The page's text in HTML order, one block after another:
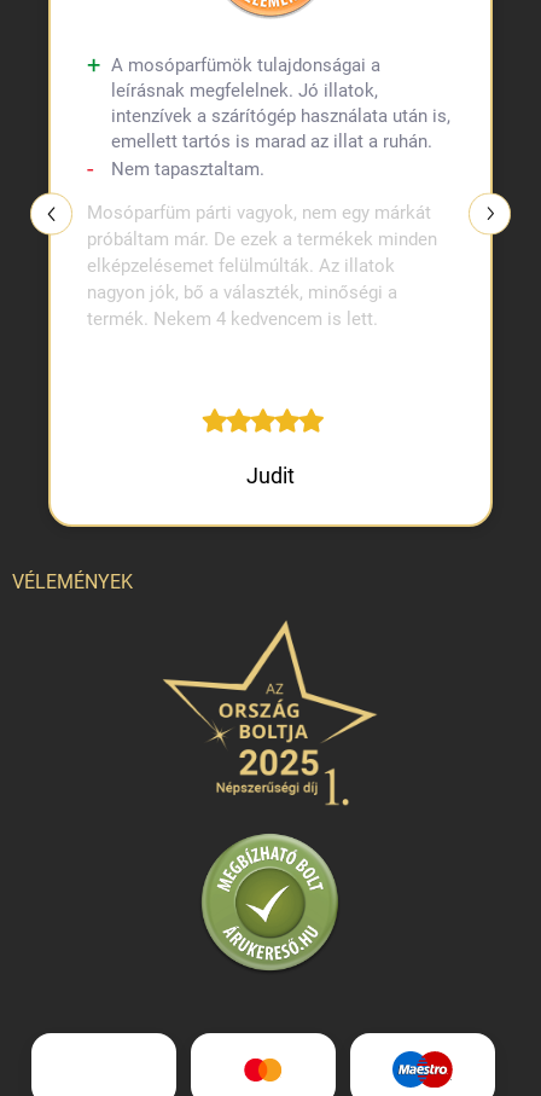
A mosóparfümök tulajdonságai a
leírásnak megfelelnek. Jó illatok,
intenzívek a szárítógép használata után is,
emellett tartós is marad az illat a ruhán.
Nem tapasztaltam.
Mosóparfüm párti vagyok, nem egy márkát
próbáltam már. De ezek a termékek minden
elképzelésemet felülmúlták. Az illatok
nagyon jók, bő a választék, minőségi a
termék. Nekem 4 kedvencem is lett.
Judit
VÉLEMÉNYEK